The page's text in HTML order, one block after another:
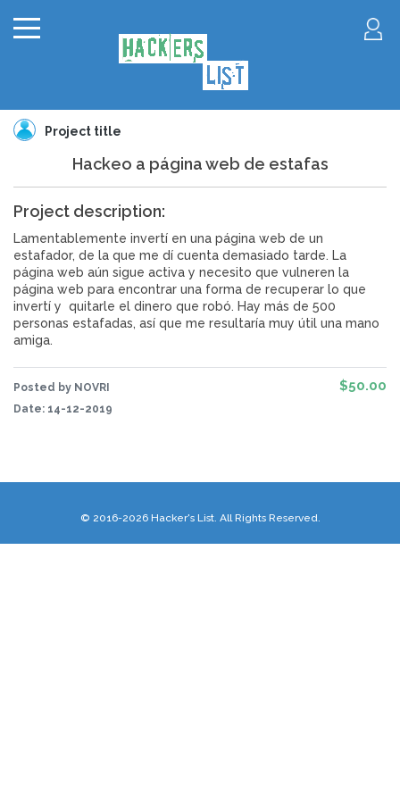
Project title
Hackeo a página web de estafas
Project description:
Lamentablemente invertí en una página web de un
estafador, de la que me dí cuenta demasiado tarde. La
página web aún sigue activa y necesito que vulneren la
página web para encontrar una forma de recuperar lo que
invertí y quitarle el dinero que robó. Hay más de 500
personas estafadas, así que me resultaría muy útil una mano
amiga.
Posted by NOVRI
Date: 14-12-2019
$50.00
© 2016-2026 Hacker's List. All Rights Reserved.